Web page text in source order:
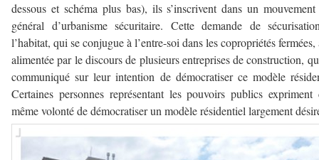
dessous et schéma plus bas), ils s’inscrivent dans un
général d’urbanisme sécuritaire. Cette demande de
l’habitat, qui se conjugue à l’entre-soi dans les copropriétés fermées,
alimentée par le discours de plusieurs entreprises de construction,
communiqué sur leur intention de démocratiser ce modèle
Certaines personnes représentant les pouvoirs publics expriment
même volonté de démocratiser un modèle résidentiel largement